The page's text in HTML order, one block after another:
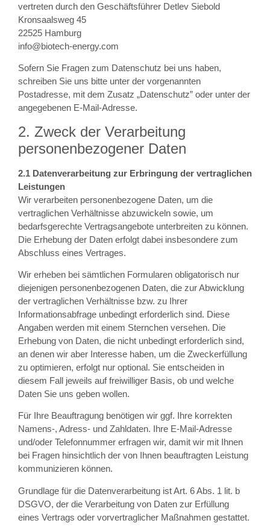
vertreten durch den Geschäftsführer Detlev Siebold
Kronsaalsweg 45
22525 Hamburg
info@biotech-energy.com
Sofern Sie Fragen zum Datenschutz bei uns haben,
schreiben Sie uns bitte unter der vorgenannten
Postadresse, mit dem Zusatz „Datenschutz” oder unter der
angegebenen E-Mail-Adresse.
2. Zweck der Verarbeitung
personenbezogener Daten
2.1 Datenverarbeitung zur Erbringung der vertraglichen
Leistungen
Wir verarbeiten personenbezogene Daten, um die
vertraglichen Verhältnisse abzuwickeln sowie, um
bedarfsgerechte Vertragsangebote unterbreiten zu können.
Die Erhebung der Daten erfolgt dabei insbesondere zum
Abschluss eines Vertrages.
Wir erheben bei sämtlichen Formularen obligatorisch nur
diejenigen personenbezogenen Daten, die zur Abwicklung
der vertraglichen Verhältnisse bzw. zu Ihrer
Informationsabfrage unbedingt erforderlich sind. Diese
Angaben werden mit einem Sternchen versehen. Die
Erhebung von Daten, die nicht unbedingt erforderlich sind,
an denen wir aber Interesse haben, um die Zweckerfüllung
zu optimieren, erfolgt nur optional. Sie entscheiden in
diesem Fall jeweils auf freiwilliger Basis, ob und welche
Daten Sie uns geben wollen.
Für Ihre Beauftragung benötigen wir ggf. Ihre korrekten
Namens-, Adress- und Zahldaten. Ihre E-Mail-Adresse
und/oder Telefonnummer erfragen wir, damit wir mit Ihnen
bei Fragen hinsichtlich der von Ihnen beauftragten Leistung
kommunizieren können.
Grundlage für die Datenverarbeitung ist Art. 6 Abs. 1 lit. b
DSGVO, der die Verarbeitung von Daten zur Erfüllung
eines Vertrags oder vorvertraglicher Maßnahmen gestattet.